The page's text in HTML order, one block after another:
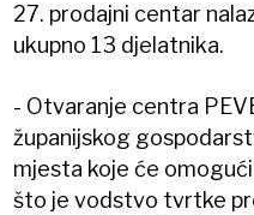
27. prodajni centar
ukupno 13 djelatnika.
- Otvaranje centra
županijskog
mjesta koje će
što je vodstvo tvrtke